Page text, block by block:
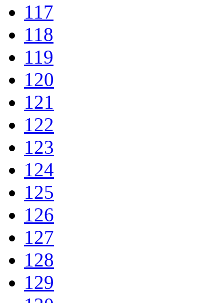
117
118
119
120
121
122
123
124
125
126
127
128
129